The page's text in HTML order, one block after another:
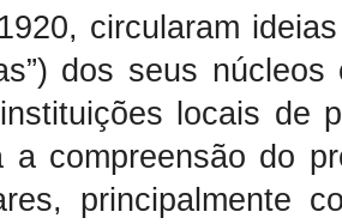
circularam
dos seus
locais de
a compreensão do
principalmente